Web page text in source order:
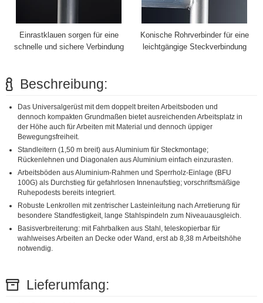
Einrastklauen sorgen für eine
schnelle und sichere Verbindung
Konische Rohrverbinder für eine
leichtgängige Steckverbindung
Beschreibung:
Das Universalgerüst mit dem doppelt breiten Arbeitsboden und
dennoch kompakten Grundmaßen bietet ausreichenden Arbeitsplatz in
der Höhe auch für Arbeiten mit Material und dennoch üppiger
Bewegungsfreiheit.
Standleitern (1,50 m breit) aus Aluminium für Steckmontage;
Rückenlehnen und Diagonalen aus Aluminium einfach einzurasten.
Arbeitsböden aus Aluminium-Rahmen und Sperrholz-Einlage (BFU
100G) als Durchstieg für gefahrlosen Innenaufstieg; vorschriftsmäßige
Ruhepodests bereits integriert.
Robuste Lenkrollen mit zentrischer Lasteinleitung nach Arretierung für
besondere Standfestigkeit, lange Stahlspindeln zum Niveauausgleich.
Basisverbreiterung: mit Fahrbalken aus Stahl, teleskopierbar für
wahlweises Arbeiten an Decke oder Wand, erst ab 8,38 m Arbeitshöhe
notwendig.
Lieferumfang: